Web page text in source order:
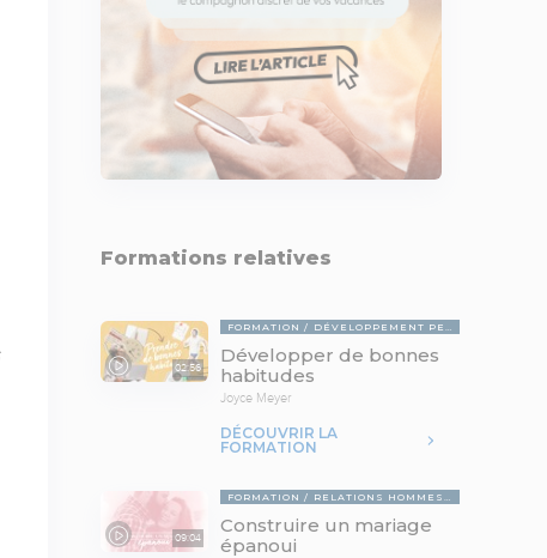
Formations relatives
02:56
FORMATION DÉVELOPPEMENT PERSONNEL
Développer de bonnes
habitudes
Joyce Meyer
DÉCOUVRIR LA
FORMATION
09:04
FORMATION RELATIONS HOMMES-FEMMES
Construire un mariage
épanoui